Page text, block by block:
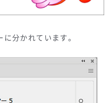
分かれています。